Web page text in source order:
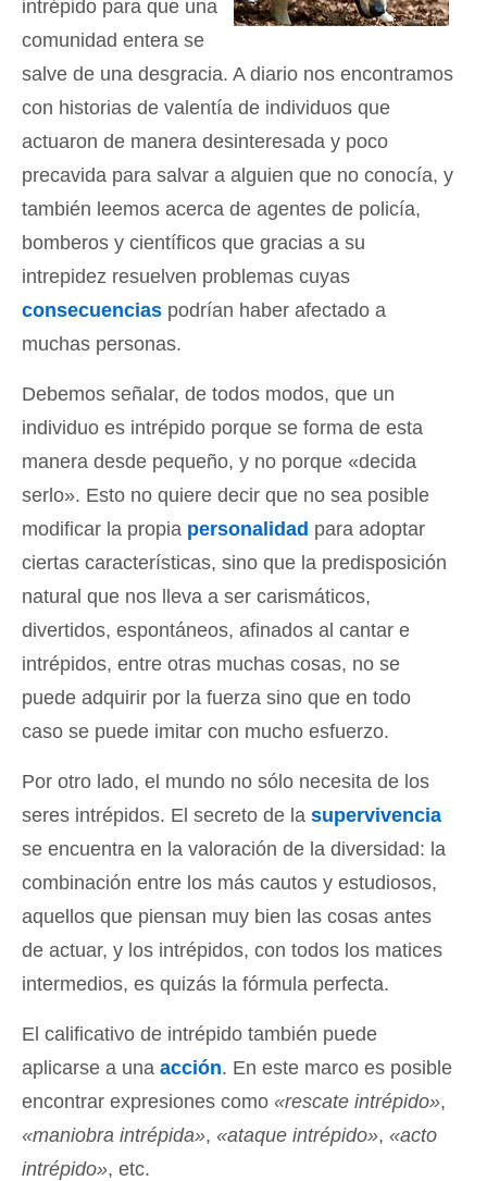
intrépido para que una
comunidad entera se
salve de una desgracia. A diario nos encontramos
con historias de valentía de individuos que
actuaron de manera desinteresada y poco
precavida para salvar a alguien que no conocía, y
también leemos acerca de agentes de policía,
bomberos y científicos que gracias a su
intrepidez resuelven problemas cuyas
consecuencias podrían haber afectado a
muchas personas.
Debemos señalar, de todos modos, que un
individuo es intrépido porque se forma de esta
manera desde pequeño, y no porque «decida
serlo». Esto no quiere decir que no sea posible
modificar la propia personalidad para adoptar
ciertas características, sino que la predisposición
natural que nos lleva a ser carismáticos,
divertidos, espontáneos, afinados al cantar e
intrépidos, entre otras muchas cosas, no se
puede adquirir por la fuerza sino que en todo
caso se puede imitar con mucho esfuerzo.
Por otro lado, el mundo no sólo necesita de los
seres intrépidos. El secreto de la supervivencia
se encuentra en la valoración de la diversidad: la
combinación entre los más cautos y estudiosos,
aquellos que piensan muy bien las cosas antes
de actuar, y los intrépidos, con todos los matices
intermedios, es quizás la fórmula perfecta.
El calificativo de intrépido también puede
aplicarse a una acción. En este marco es posible
encontrar expresiones como «rescate intrépido»,
«maniobra intrépida», «ataque intrépido», «acto
intrépido», etc.